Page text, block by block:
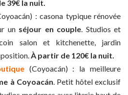
39€ la nuit.
: casona typique rénovée
un séjour en couple . Studios et
salon et kitchenette, jardin
À partir de 120€ la nuit.
(Coyoacán) : la meilleure
à Coyoacán . Petit hôtel exclusif